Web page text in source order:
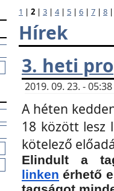
1 | 2 | 3 | 4| 5 | 6 | 7 | 8
Hírek
3. heti
2019. 09. 23. -
A héten
18 között lesz
kötelező
Elindult a
linken érhető